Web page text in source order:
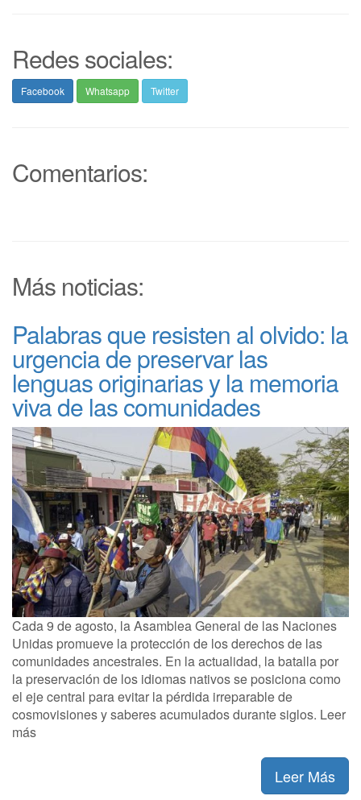
Redes sociales:
Facebook Whatsapp Twitter
Comentarios:
Más noticias:
Palabras que resisten al olvido: la
urgencia de preservar las
lenguas originarias y la memoria
viva de las comunidades
Cada 9 de agosto, la Asamblea General de las Naciones
Unidas promueve la protección de los derechos de las
comunidades ancestrales. En la actualidad, la batalla por
la preservación de los idiomas nativos se posiciona como
el eje central para evitar la pérdida irreparable de
cosmovisiones y saberes acumulados durante siglos. Leer
más
Leer Más